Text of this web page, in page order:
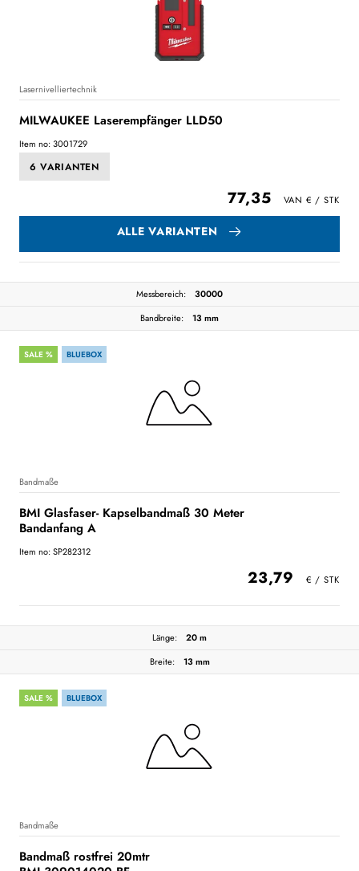
Lasernivelliertechnik
MILWAUKEE Laserempfänger LLD50
Item no: 3001729
6 VARIANTEN
77,35
ALLE VARIANTEN
Messbereich:
30000
Bandbreite:
13 mm
SALE % BLUEBOX
Bandmaße
BMI Glasfaser- Kapselbandmaß 30 Meter
Bandanfang A
Item no: SP282312
23,79
Länge:
20 m
Breite:
13 mm
SALE % BLUEBOX
Bandmaße
Bandmaß rostfrei 20mtr